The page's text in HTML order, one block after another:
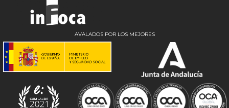
AVALADOS POR LOS MEJORES